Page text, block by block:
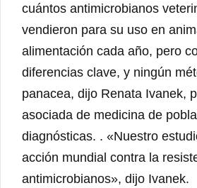
cuántos antimicrobianos
vendieron para su uso en
alimentación cada año, pero
diferencias clave, y ningún
panacea, dijo Renata Ivanek,
asociada de medicina de
diagnósticas. . «Nuestro
acción mundial contra la
antimicrobianos», dijo Ivanek.